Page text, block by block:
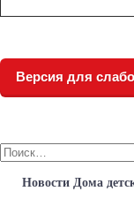
Версия для
Найти:
Новости Дома